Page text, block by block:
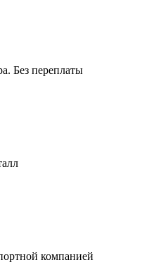
Без переплаты
компанией